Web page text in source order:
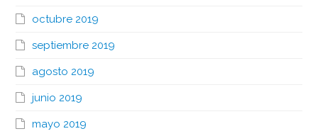
octubre 2019
septiembre 2019
agosto 2019
junio 2019
mayo 2019